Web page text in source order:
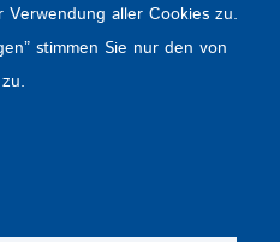
Verwendung aller Cookies zu.
stimmen Sie nur den von